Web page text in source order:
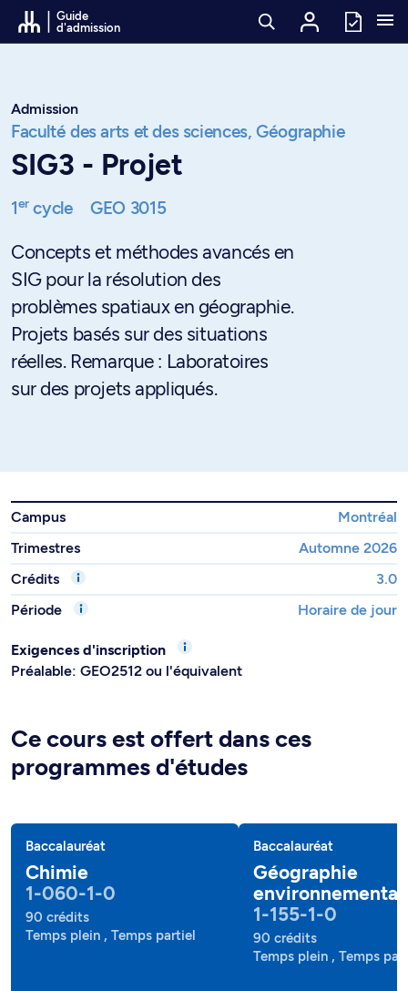
Passer au contenu
Guide
d'admission
Admission
Faculté des arts et des sciences, Géographie
SIG3 - Projet
1ercycle GEO 3015
Concepts et méthodes avancés en
SIG pour la résolution des
problèmes spatiaux en géographie.
Projets basés sur des situations
réelles. Remarque : Laboratoires
sur des projets appliqués.
Campus
Montréal
Trimestres
Automne 2026
Crédits
3.0
Période
Horaire de jour
Exigences d'inscription
Préalable: GEO2512 ou l'équivalent
Ce cours est offert dans ces
programmes d'études
Baccalauréat
Chimie
1-060-1-0
90 crédits
Temps plein , Temps partiel
Baccalauréat
Géographie
1-155-1-0
90 crédits
Temps plein , Temps